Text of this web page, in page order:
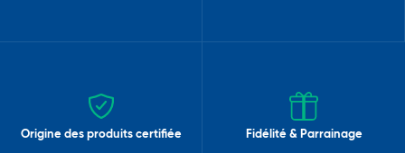
Origine des produits certifiée Fidélité & Parrainage